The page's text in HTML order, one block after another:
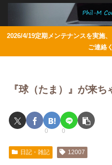
2026/4/19定期メンテナンスを実施
ご連絡
『球（たま）』が来
0 0
日記・雑記 12007